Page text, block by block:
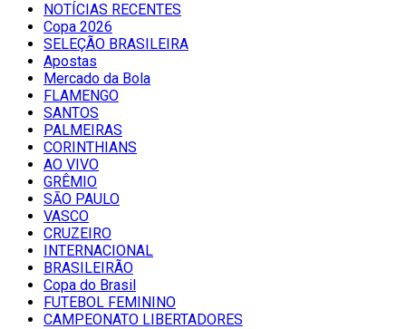
NOTÍCIAS RECENTES
Copa 2026
SELEÇÃO BRASILEIRA
Apostas
Mercado da Bola
FLAMENGO
SANTOS
PALMEIRAS
CORINTHIANS
AO VIVO
GRÊMIO
SĀO PAULO
VASCO
CRUZEIRO
INTERNACIONAL
BRASILEIRÃO
Copa do Brasil
FUTEBOL FEMININO
CAMPEONATO LIBERTADORES